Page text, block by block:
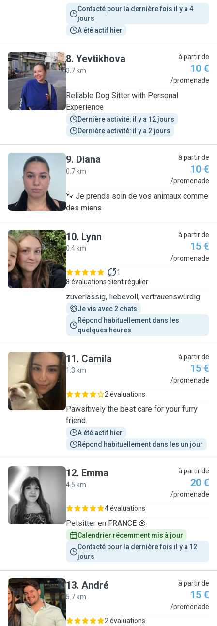
Contacté pour la dernière fois il y a 4
jours
A été actif hier
Y
8. Yevtikhova
3.7 km
à partir de
10 €
/promenade
Reliable Dog Sitter with Personal
Experience
Dernière activité: il y a 12 jours
Dernière activité: il y a 2 jours
D
9. Diana
0.7 km
à partir de
10 €
/promenade
🐾 Je prends soin de vos animaux comme
des miens
L
10. Lynn
0.4 km
à partir de
15 €
/promenade
8 évaluations
1
client régulier
zuverlässig, liebevoll, vertrauenswürdig
Je vis avec 2 chats
Répond habituellement dans les
quelques heures
C
11. Camila
1.3 km
à partir de
15 €
/promenade
2 évaluations
Pawsitively the best care for your furry
friend.
A été actif hier
Répond habituellement dans les un jour
E
12. Emma
4.5 km
à partir de
20 €
/promenade
4 évaluations
Petsitter en FRANCE 🌸
Calendrier récemment mis à jour
Contacté pour la dernière fois il y a 12
jours
A
13. André
5.7 km
à partir de
15 €
/promenade
2 évaluations